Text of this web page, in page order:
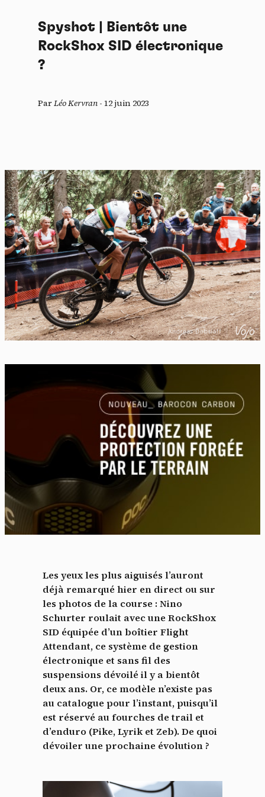
Spyshot | Bientôt une
RockShox SID électronique
?
ParLéo Kervran - 12 juin 2023
Les yeux les plus aiguisés l’auront
déjà remarqué hier en direct ou sur
les photos de la course : Nino
Schurter roulait avec une RockShox
SID équipée d’un boîtier Flight
Attendant, ce système de gestion
électronique et sans fil des
suspensions dévoilé il y a bientôt
deux ans. Or, ce modèle n’existe pas
au catalogue pour l’instant, puisqu’il
est réservé au fourches de trail et
d’enduro (Pike, Lyrik et Zeb). De quoi
dévoiler une prochaine évolution ?